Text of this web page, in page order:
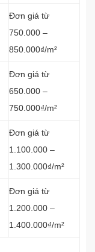
Đơn giá từ
750.000 –
850.000₫/m²
Đơn giá từ
650.000 –
750.000₫/m²
Đơn giá từ
1.100.000 –
1.300.000₫/m²
Đơn giá từ
1.200.000 –
1.400.000₫/m²